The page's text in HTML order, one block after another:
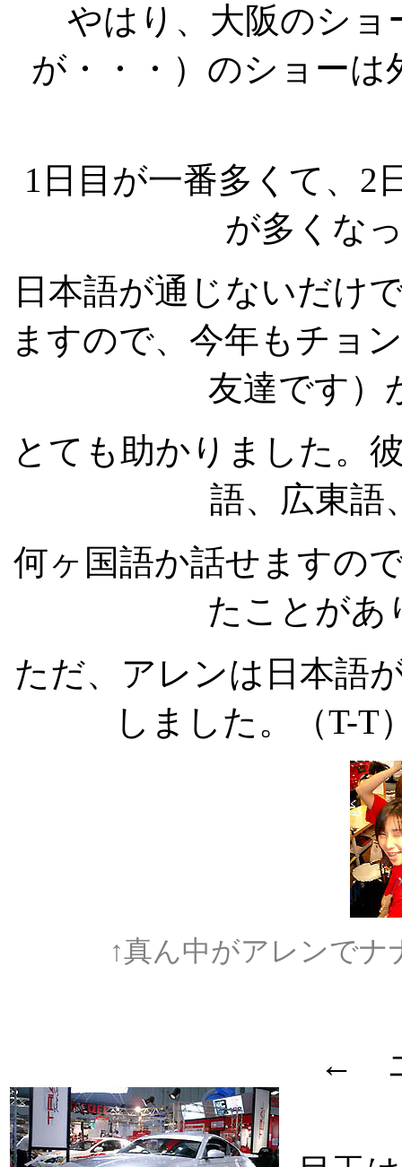
やはり、大阪のショ
が・・・）のショー
1日目が一番多くて、2
が多くな
日本語が通じないだけ
ますので、今年もチョ
友達です）
とても助かりました。
語、広東語
何ヶ国語か話せますの
たことがあ
ただ、アレンは日本語
しました。（T-T
↑真ん中がアレンで
←